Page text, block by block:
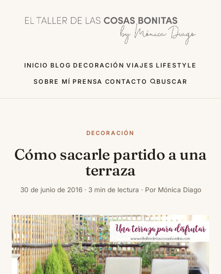
INICIO BLOG DECORACIÓN VIAJES LIFESTYLE
SOBRE MÍ PRENSA CONTACTO BUSCAR
DECORACIÓN
Cómo sacarle partido a una
terraza
30 de junio de 2016 · 3 min de lectura · Por Mónica Diago